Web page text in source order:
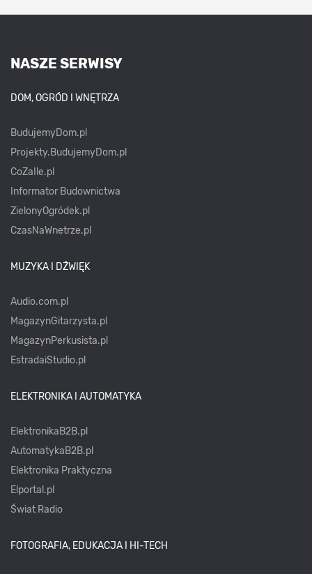
NASZE SERWISY
DOM, OGRÓD I WNĘTRZA
BudujemyDom.pl
Projekty.BudujemyDom.pl
CoZaIle.pl
Informator Budownictwa
ZielonyOgródek.pl
CzasNaWnetrze.pl
MUZYKA I DŹWIĘK
Audio.com.pl
MagazynGitarzysta.pl
MagazynPerkusista.pl
EstradaiStudio.pl
ELEKTRONIKA I AUTOMATYKA
ElektronikaB2B.pl
AutomatykaB2B.pl
Elektronika Praktyczna
Elportal.pl
Świat Radio
FOTOGRAFIA, EDUKACJA I HI-TECH